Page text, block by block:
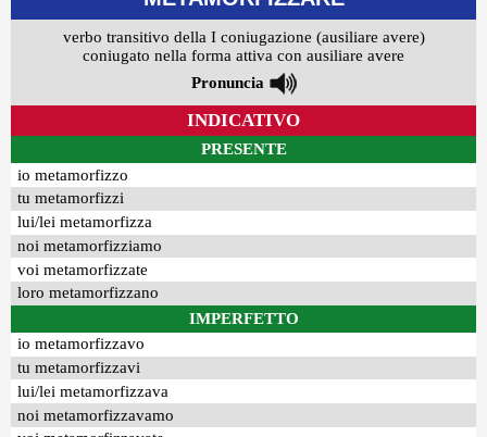
verbo transitivo della I coniugazione (ausiliare avere)
coniugato nella forma attiva con ausiliare avere
Pronuncia
INDICATIVO
PRESENTE
io metamorfizzo
tu metamorfizzi
lui/lei metamorfizza
noi metamorfizziamo
voi metamorfizzate
loro metamorfizzano
IMPERFETTO
io metamorfizzavo
tu metamorfizzavi
lui/lei metamorfizzava
noi metamorfizzavamo